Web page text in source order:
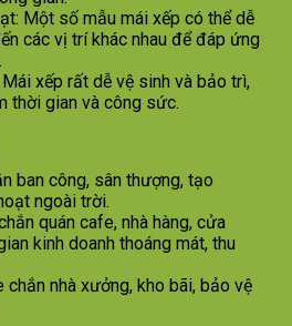
Một số mẫu mái xếp có thể dễ
các vị trí khác nhau để đáp ứng
xếp rất dễ vệ sinh và bảo trì,
thời gian và công sức.
ban công, sân thượng, tạo
ngoài trời.
quán cafe, nhà hàng, cửa
kinh doanh thoáng mát, thu
chắn nhà xưởng, kho bãi, bảo vệ